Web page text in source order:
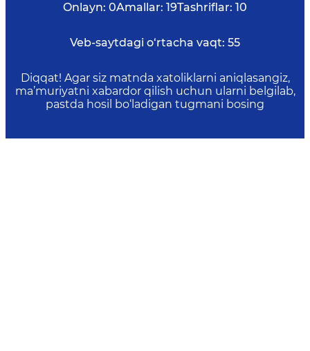
Onlayn: 0Amallar: 19Tashriflar: 10
Veb-saytdagi o‘rtacha vaqt: 55
Diqqat! Agar siz matnda xatoliklarni aniqlasangiz,
ma’muriyatni xabardor qilish uchun ularni belgilab,
pastda hosil bo‘ladigan tugmani bosing